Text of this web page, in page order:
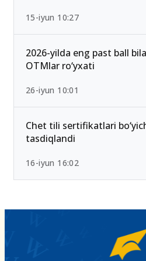
15-iyun 10:27
2026-yilda eng past ball
OTMlar ro‘yxati
26-iyun 10:01
Chet tili sertifikatlari
tasdiqlandi
16-iyun 16:02